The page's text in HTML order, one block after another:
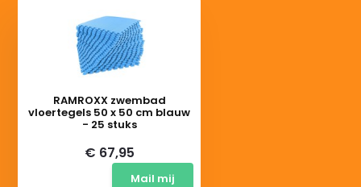
RAMROXX zwembad
vloertegels 50 x 50 cm blauw
- 25 stuks
€ 67,95
Mail mij